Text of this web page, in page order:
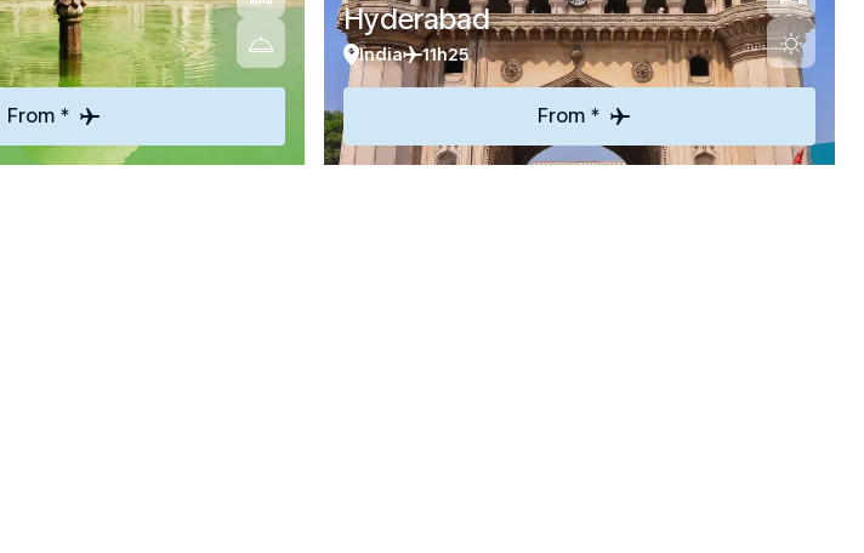
From *
Hyderabad
India 11h25
From *